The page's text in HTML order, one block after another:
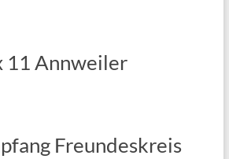
11 Annweiler
Freundeskreis